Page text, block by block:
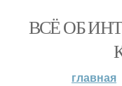
ВСЁ ОБ
главная